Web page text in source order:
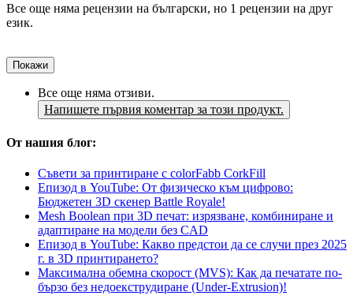
Все още няма рецензии на български, но 1 рецензии на друг
език.
Покажи
Все още няма отзиви.
Напишете първия коментар за този продукт.
От нашия блог:
Съвети за принтиране с colorFabb CorkFill
Епизод в YouTube: От физическо към цифрово:
Бюджетен 3D скенер Battle Royale!
Mesh Boolean при 3D печат: изрязване, комбиниране и
адаптиране на модели без CAD
Епизод в YouTube: Какво предстои да се случи през 2025
г. в 3D принтирането?
Максимална обемна скорост (MVS): Как да печатате по-
бързо без недоекструдиране (Under-Extrusion)!